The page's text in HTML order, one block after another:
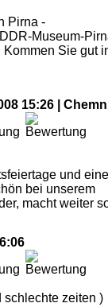
Pirna -
Museum-
Sie gut
15:26 |
und
bei unserem
macht weiter
schlechte zeiten )